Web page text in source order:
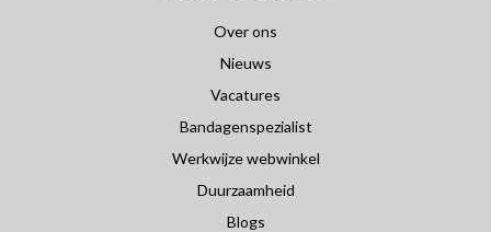
Over ons
Nieuws
Vacatures
Bandagenspezialist
Werkwijze webwinkel
Duurzaamheid
Blogs